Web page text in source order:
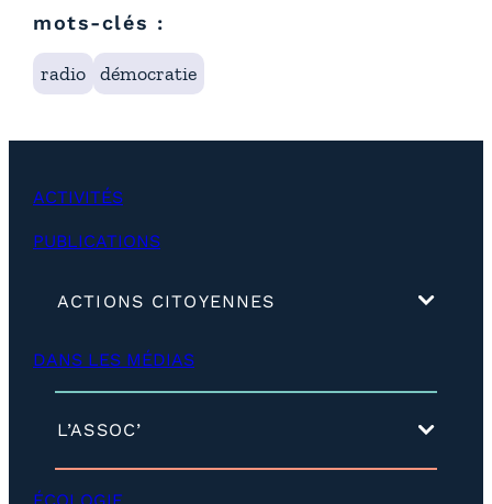
mots-clés :
radio démocratie
ACTIVITÉS
PUBLICATIONS
ACTIONS CITOYENNES
p
DANS LES MÉDIAS
L’ASSOC’
é